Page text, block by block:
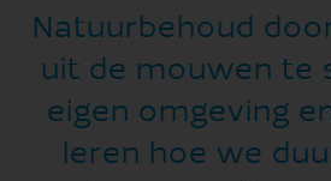
Natuurbehoud
uit de mouwen te
eigen omgeving
leren hoe we